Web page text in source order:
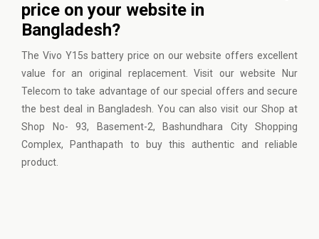
price on your website in
Bangladesh?
The Vivo Y15s battery price on our website offers excellent
value for an original replacement. Visit our website
Nur
Telecom to take advantage of our special offers and secure
the best deal in Bangladesh. You can also visit our Shop at
Shop No- 93, Basement-2, Bashundhara City Shopping
Complex, Panthapath to buy this authentic and reliable
product.